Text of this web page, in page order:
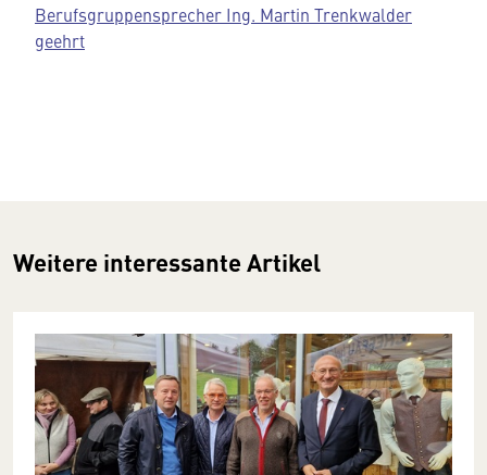
Berufsgruppensprecher Ing. Martin Trenkwalder
geehrt
Weitere interessante Artikel